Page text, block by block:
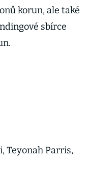
korun, ale také
sbírce
Teyonah Parris,